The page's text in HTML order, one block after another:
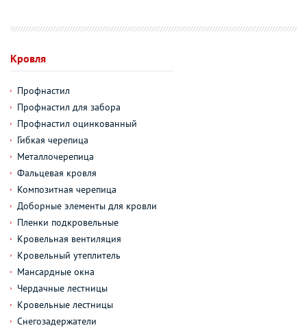
Кровля
Профнастил
Профнастил для забора
Профнастил оцинкованный
Гибкая черепица
Металлочерепица
Фальцевая кровля
Композитная черепица
Доборные элементы для кровли
Пленки подкровельные
Кровельная вентиляция
Кровельный утеплитель
Мансардные окна
Чердачные лестницы
Кровельные лестницы
Снегозадержатели